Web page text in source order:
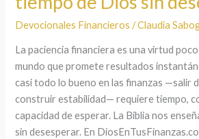
Devocionales Financieros /Claudia
La paciencia financiera es una virtud
mundo que promete resultados
casi todo lo bueno en las finanzas —salir
construir estabilidad— requiere tiempo,
capacidad de esperar. La Biblia nos
sin desesperar. En